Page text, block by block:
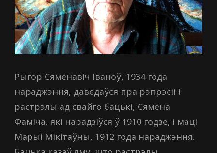
Рыгор Сямёнавіч Іваноў, 1934 года
нараджэння, даведаўся пра рэпрэсіі і
растрэлы ад свайго бацькі, Сямёна
Фаміча, які нарадзіўся ў 1910 годзе, і маці
Марыі Мікітаўны, 1912 года нараджэння.